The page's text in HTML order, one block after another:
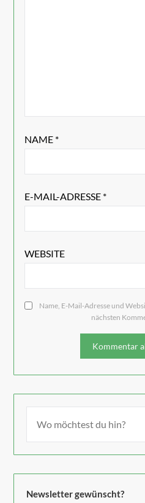
NAME *
E-MAIL-ADRESSE *
WEBSITE
Name, E-Mail-Adresse und
nächsten
Newsletter gewünscht?